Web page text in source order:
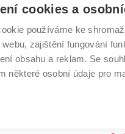
Vysoké
učení
technické
v
cookies a
používáme ke
zajištění fungování
obsahu a reklam. Se
některé osobní údaje pro